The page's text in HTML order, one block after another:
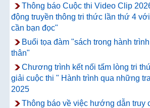
Thông báo Cuộc thi Video Clip
động truyền thông tri thức lần thứ 4
cần bạn đọc"
Buổi tọa đàm "sách trong hành
thân"
Chương trình kết nối tấm lòng tri
giải cuộc thi " Hành trình qua những
2025
Thông báo về việc hướng dẫn truy